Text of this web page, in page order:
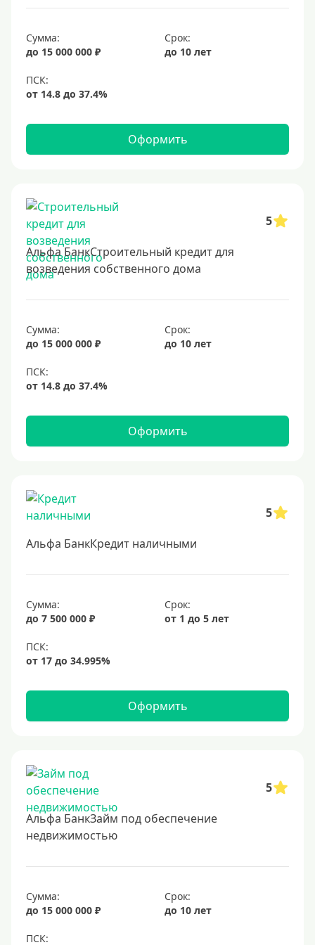
Долгосрочные
Год
3 года
4 года
6 лет
8 лет
9 лет
10 лет
20 лет
25 лет
30 лет
2 месяца
3 месяца
Ставка
Низкий процент
6%
6,5%
6,9%
8%
9%
12%
13%
17%
18%
19%
Сумма:
до 15 000 000 ₽
Срок:
до 10 лет
Оформить
5
Альфа БанкСтроительный кредит для
возведения собственного дома
Сумма:
до 15 000 000 ₽
Срок:
до 10 лет
Оформить
5
Альфа БанкКредит наличными
Сумма:
до 7 500 000 ₽
Срок:
от 1 до 5 лет
Оформить
5
Альфа БанкЗайм под обеспечение
недвижимостью
Сумма:
до 15 000 000 ₽
Срок:
до 10 лет